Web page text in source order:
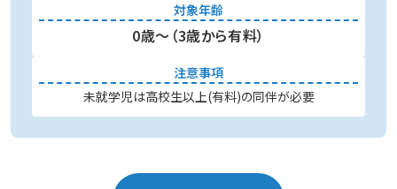
対象年齢
0歳～（3歳から有料）
注意事項
未就学児は高校生以上(有料)の同伴が必要